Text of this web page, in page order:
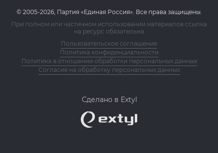
© 2005-2026, Партия «Единая Россия». Все права защищены.
При полном или частичном использовании материалов ссылка
на ресурс обязательна
Пользовательское соглашение
Политика конфиденциальности
Политика в отношении обработки персональных данных
Согласие на обработку персональных данных
Сделано в Extyl